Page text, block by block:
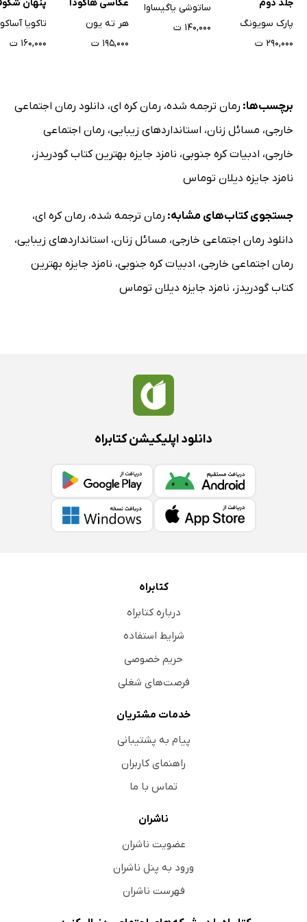
جلد دوم
پارک سویونگ
۲۹۰,۰۰۰ ت
ساتوشی یاگیساوا
۱۴۰,۰۰۰ ت
عکاسی هاکودا
هر ته یون
۱۹۵,۰۰۰ ت
پنهان
گیلاس
تاکویا
۱۶۰,۰۰۰ ت
برچسب‌ها: رمان ترجمه شده، رمان کره ای، دانلود رمان اجتماعی
خارجی، مسائل زنان، استانداردهای زیبایی، رمان اجتماعی
خارجی، ادبیات کره جنوبی، نامزد جایزه بهترین کتاب گودریدز ،
نامزد جایزه دیلان توماس
جستجوی کتاب‌های مشابه: رمان ترجمه شده، رمان کره ای،
دانلود رمان اجتماعی خارجی، مسائل زنان، استانداردهای زیبایی،
رمان اجتماعی خارجی، ادبیات کره جنوبی، نامزد جایزه بهترین
کتاب گودریدز ، نامزد جایزه دیلان توماس
دانلود اپلیکیشن کتابراه
کتابراه
درباره کتابراه
شرایط استفاده
حریم خصوصی
فرصت‌های شغلی
خدمات مشتریان
پیام به پشتیبانی
راهنمای کاربران
تماس با ما
ناشران
عضویت ناشران
ورود به پنل ناشران
فهرست ناشران